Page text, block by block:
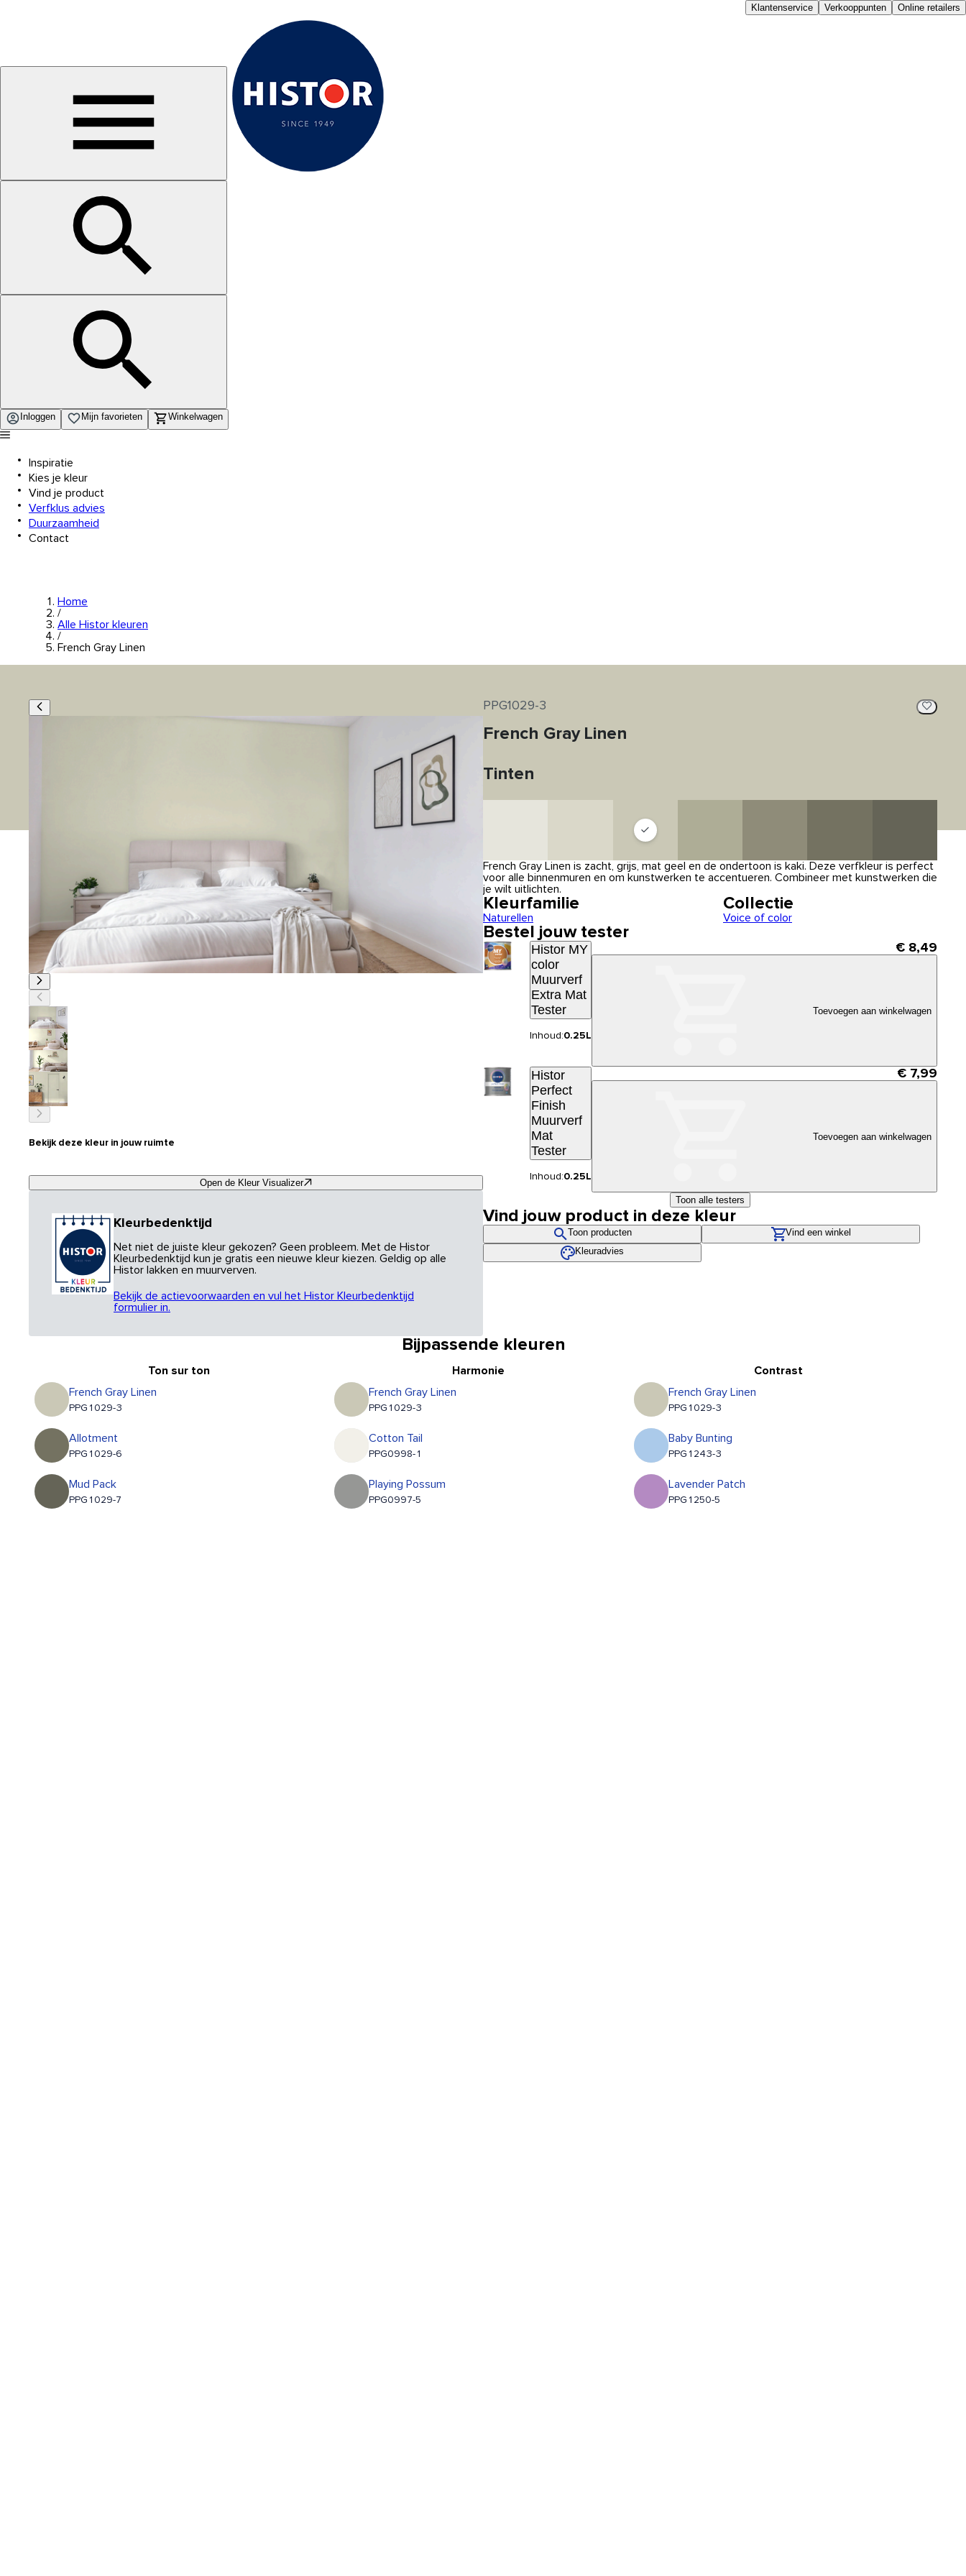
Klantenservice Verkooppunten Online retailers
Inloggen Mijn favorieten Winkelwagen
Inspiratie
Kies je kleur
Vind je product
Verfklus advies
Duurzaamheid
Contact
Home
/
Alle Histor kleuren
/
French Gray Linen
Bekijk deze kleur in jouw ruimte
Open de Kleur Visualizer
Kleurbedenktijd
Net niet de juiste kleur gekozen? Geen probleem. Met de Histor
Kleurbedenktijd kun je gratis een nieuwe kleur kiezen. Geldig op alle
Histor lakken en muurverven.
Bekijk de actievoorwaarden en vul het Histor Kleurbedenktijd
formulier in.
PPG1029-3
French Gray Linen
Tinten
French Gray Linen is zacht, grijs, mat geel en de ondertoon is kaki. Deze verfkleur is perfect
voor alle binnenmuren en om kunstwerken te accentueren. Combineer met kunstwerken die
je wilt uitlichten.
Kleurfamilie
Naturellen
Collectie
Voice of color
Bestel jouw tester
Histor MY
color
Muurverf
Extra Mat
Tester
Inhoud:0.25L
€ 8,49
Toevoegen aan winkelwagen
Histor
Perfect
Finish
Muurverf
Mat
Tester
Inhoud:0.25L
€ 7,99
Toevoegen aan winkelwagen
Toon alle testers
Vind jouw product in deze kleur
Toon producten
Vind een winkel
Kleuradvies
Bijpassende kleuren
Ton sur ton
French Gray Linen
PPG1029-3
Allotment
PPG1029-6
Mud Pack
PPG1029-7
Harmonie
French Gray Linen
PPG1029-3
Cotton Tail
PPG0998-1
Playing Possum
PPG0997-5
Contrast
French Gray Linen
PPG1029-3
Baby Bunting
PPG1243-3
Lavender Patch
PPG1250-5